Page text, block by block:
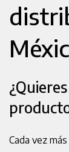
Cada vez